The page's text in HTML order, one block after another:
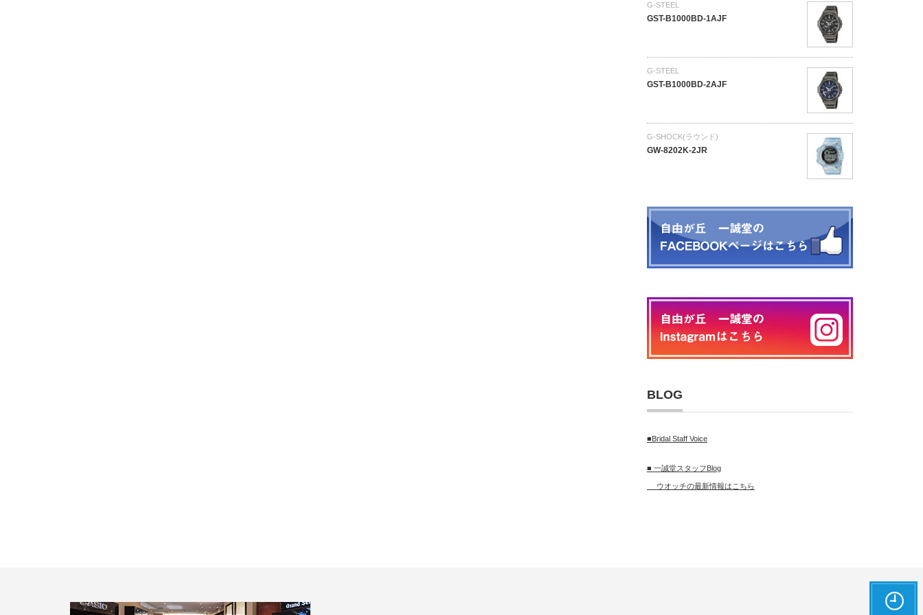
G-STEEL
GST-B1000BD-1AJF
G-STEEL
GST-B1000BD-2AJF
G-SHOCK(ラウンド)
GW-8202K-2JR
BLOG
■Bridal Staff Voice
■ 一誠堂スタッフBlog
ウオッチの最新情報はこちら